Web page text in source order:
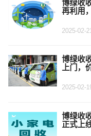
博绿收
再利用
2025-02-
博绿收
上门，
2025-02-
博绿收
正式上